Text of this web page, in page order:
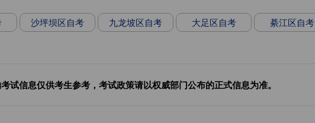
沙坪坝区自考 九龙坡区自考 大足区自考 綦江区自考
试信息仅供考生参考，考试政策请以权威部门公布的正式信息为准。